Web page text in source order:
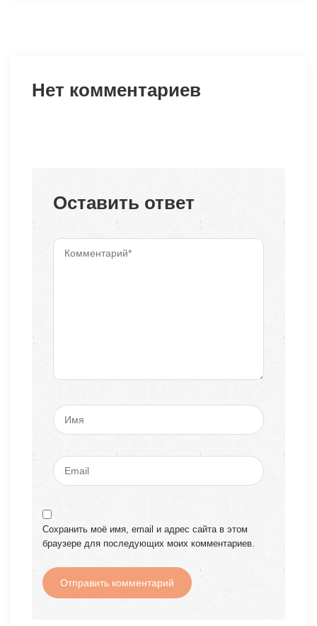
Нет комментариев
Оставить ответ
Сохранить моё имя, email и адрес сайта в этом
браузере для последующих моих комментариев.